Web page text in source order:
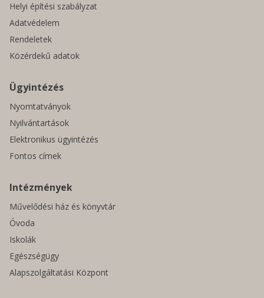
Helyi építési szabályzat
Adatvédelem
Rendeletek
Közérdekű adatok
Ügyintézés
Nyomtatványok
Nyilvántartások
Elektronikus ügyintézés
Fontos címek
Intézmények
Művelődési ház és könyvtár
Óvoda
Iskolák
Egészségügy
Alapszolgáltatási Központ